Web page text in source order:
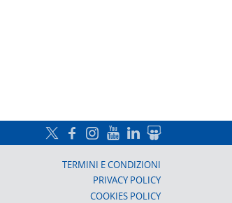
TERMINI E CONDIZIONI
PRIVACY POLICY
COOKIES POLICY